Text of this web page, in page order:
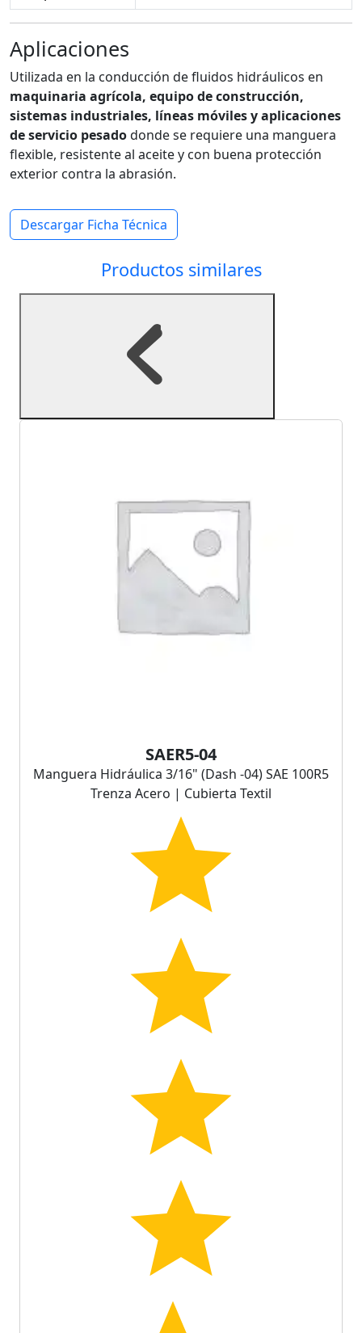
Aplicaciones
Utilizada en la conducción de fluidos hidráulicos en
maquinaria agrícola, equipo de construcción,
sistemas industriales, líneas móviles y aplicaciones
de servicio pesadodonde se requiere una manguera
flexible, resistente al aceite y con buena protección
exterior contra la abrasión.
Descargar Ficha Técnica
Productos similares
SAER5-04
Manguera Hidráulica 3/16" (Dash -04) SAE 100R5
Trenza Acero | Cubierta Textil